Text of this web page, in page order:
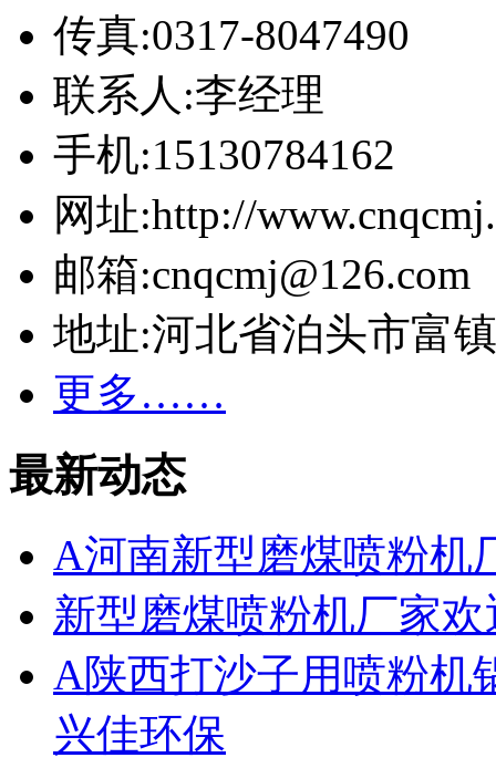
传真:0317-8047490
联系人:李经理
手机:15130784162
网址:http://
邮箱:cnqcmj@126.com
地址:河北省泊头市富
更多……
最新动态
A河南新型磨煤喷粉机
新型磨煤喷粉机厂家
A陕西打沙子用喷粉机
兴佳环保